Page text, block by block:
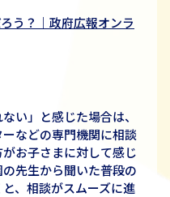
う？｜政府広報オンラ
い」と感じた場合は、
などの専門機関に相談
お子さまに対して感じ
先生から聞いた普段の
、相談がスムーズに進